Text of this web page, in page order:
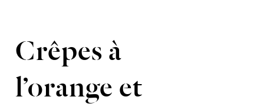
Crêpes à
l’orange et